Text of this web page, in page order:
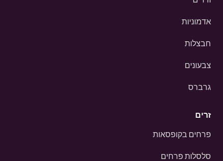
אדמוניות
חבצלות
צבעונים
גרברס
זרים
פרחים בקופסאות
סלסלות פרחים